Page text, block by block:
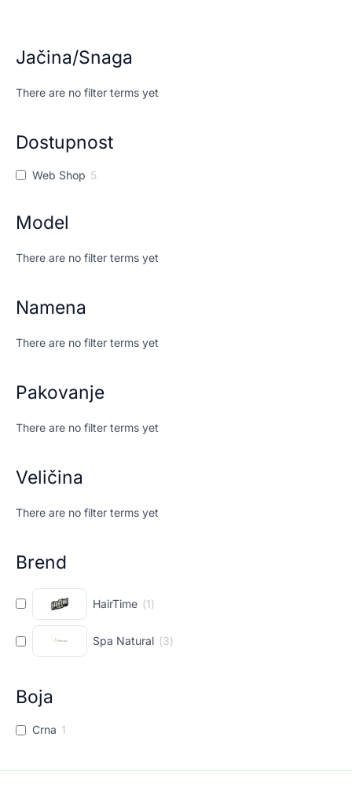
Jačina/Snaga
There are no filter terms yet
Dostupnost
Web Shop 5
Model
There are no filter terms yet
Namena
There are no filter terms yet
Pakovanje
There are no filter terms yet
Veličina
There are no filter terms yet
Brend
HairTime (1)
Spa Natural (3)
Boja
Crna 1